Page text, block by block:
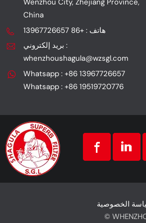
China
هاتف : +86 13967726657
بريد إلكتروني :
whenzhoushagula@wzsgl.com
Whatsapp : +86 13967726657
Whatsapp : +86 19519720776
الخصوصية